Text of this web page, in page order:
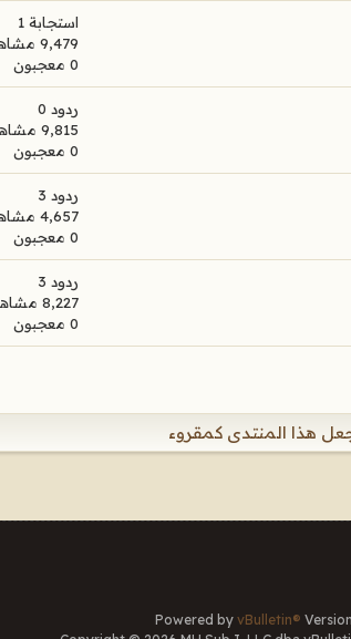
استجابة 1
9,479 مشاهدات
0 معجبون
ردود 0
9,815 مشاهدات
0 معجبون
ردود 3
4,657 مشاهدات
0 معجبون
ردود 3
8,227 مشاهدات
0 معجبون
هذا المنتدى كمقروء
Powered by vBulletin®